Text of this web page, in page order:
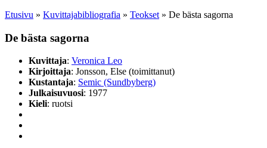
Etusivu » Kuvittaja­bibliografia » Teokset » De bästa sagorna
De bästa sagorna
Kuvittaja: Veronica Leo
Kirjoittaja: Jonsson, Else (toimittanut)
Kustantaja: Semic (Sundbyberg)
Julkaisuvuosi: 1977
Kieli: ruotsi